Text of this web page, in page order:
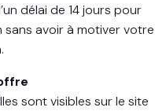
délai de 14 jours pour
avoir à motiver votre
sont visibles sur le site